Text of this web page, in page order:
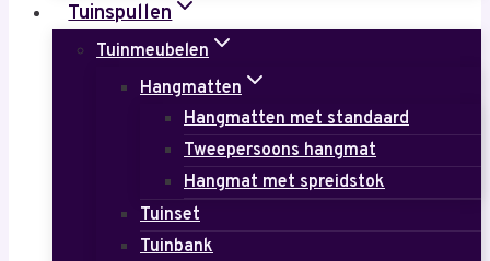
Tuinspullen
Tuinmeubelen
Hangmatten
Hangmatten met standaard
Tweepersoons hangmat
Hangmat met spreidstok
Tuinset
Tuinbank